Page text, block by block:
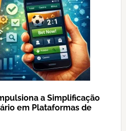
a Simplificação
em Plataformas de